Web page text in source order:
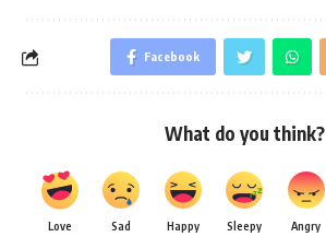
Facebook
What do you think?
Love Sad Happy Sleepy Angry